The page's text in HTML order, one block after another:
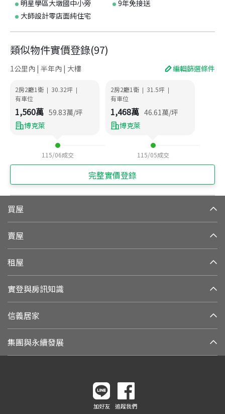
明星學區大墩國中小旁
9年免接送
大師設計零店面純住宅
類似物件實價登錄(97)
1公里內 | 半年內 | 大樓 編輯篩選條件
2房2廳1衛 | 30.32坪 |
有車位
1,560萬 59.83萬/坪
博克萊
115/06成交
2房2廳1衛 | 31.5坪 |
有車位
1,468萬 46.61萬/坪
博克萊
115/05成交
完整實價登錄
買屋
賣屋
租屋
實登與房訊知識
信義居家
集團與永續發展
加好友 追蹤我們